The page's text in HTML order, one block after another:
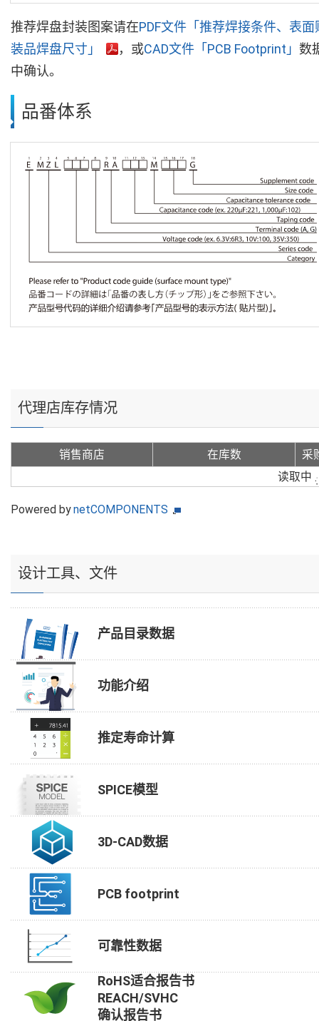
推荐焊盘封装图案请在PDF文件「推荐焊接条件、表面
装品焊盘尺寸」
，或CAD文件「PCB Footprint」 数
中确认。
品番体系
代理店库存情况
销售商店 在库数
采
读取中
Powered bynetCOMPONENTS
设计工具、文件
产品目录数据
功能介绍
推定寿命计算
SPICE模型
3D-CAD数据
PCB footprint
可靠性数据
RoHS适合报告书
REACH/SVHC
确认报告书